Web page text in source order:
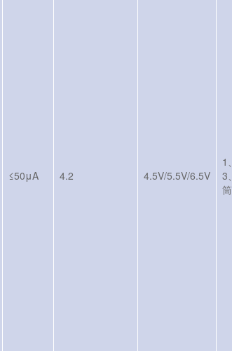
≤50μA 4.2 4.5V/5.5V/6.5V
1
3